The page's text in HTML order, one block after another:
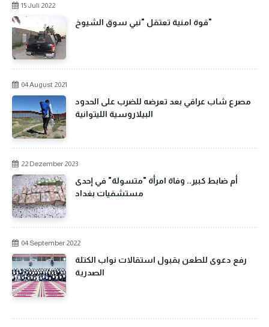
15 Juli 2022
قوة امنية تعتقل "نبي سوق الشيوخ"
04 August 2021
مصرع شاب عراقي بعد تعرضه للضرب على الحدود
البيلاروسية الليتوانية
22 Dezember 2023
أم ضابط كبير.. وفاة امرأة "متسولة" في إحدى
مستشفيات بغداد
04 September 2022
رفع دعوى للطعن بقبول استقالات نواب الكتلة
الصدرية